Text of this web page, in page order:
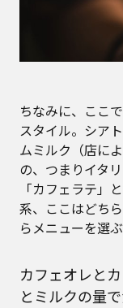
ちなみに、ここ
スタイル。シア
ムミルク（店に
の、つまりイタ
「カフェラテ」
系、ここはどち
らメニューを選
カフェオレと
とミルクの量